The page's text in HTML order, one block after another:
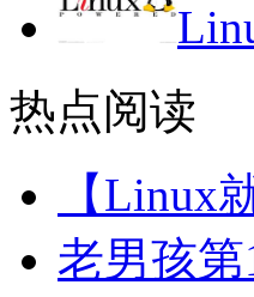
热点阅读
【Linux
老男孩